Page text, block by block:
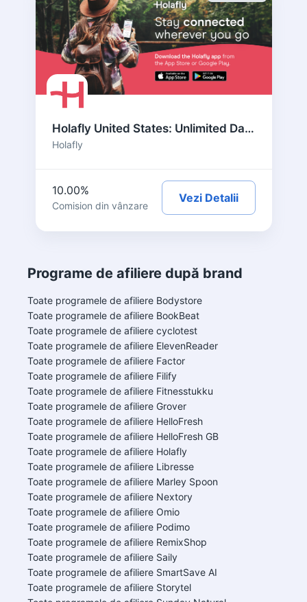
Holafly United States: Unlimited Data eSIM for Travelers
Holafly
10.00%
Comision din vânzare
Vezi Detalii
Programe de afiliere după brand
Toate programele de afiliere Bodystore
Toate programele de afiliere BookBeat
Toate programele de afiliere cyclotest
Toate programele de afiliere ElevenReader
Toate programele de afiliere Factor
Toate programele de afiliere Filify
Toate programele de afiliere Fitnesstukku
Toate programele de afiliere Grover
Toate programele de afiliere HelloFresh
Toate programele de afiliere HelloFresh GB
Toate programele de afiliere Holafly
Toate programele de afiliere Libresse
Toate programele de afiliere Marley Spoon
Toate programele de afiliere Nextory
Toate programele de afiliere Omio
Toate programele de afiliere Podimo
Toate programele de afiliere RemixShop
Toate programele de afiliere Saily
Toate programele de afiliere SmartSave AI
Toate programele de afiliere Storytel